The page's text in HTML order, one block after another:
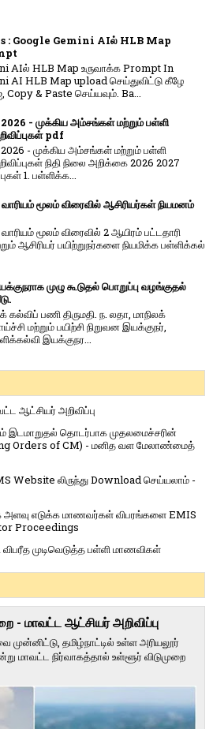
: Google Gemini AIல் HLB Map
AIல் HLB Map உருவாக்க Prompt In
AI HLB Map upload செய்துவிட்டு கீழே
& Paste செய்யவும். Ba...
- முக்கிய அம்சங்கள் மற்றும் பள்ளி
pdf
- முக்கிய அம்சங்கள் மற்றும் பள்ளி
நிதி நிலை அறிக்கை 2026 2027
1. பள்ளிக்க...
வாரியம் மூலம் விரைவில் ஆசிரியர்கள் நியமனம்
வாரி​யம் மூலம் விரை​வில் 2 ஆயிரம் பட்​ட​தாரி
ஆசிரியர் பயிற்றுநர்​களை நியமிக்க பள்​ளிக்​கல்​
முழு கூடுதல் பொறுப்பு வழங்குதல்
கல்விப் பணி திருமதி. ந. லதா, மாநிலக்
மற்றும் பயிற்சி நிறுவன இயக்குநர்,
இயக்குநர...
ஆட்சியர் அறிவிப்பு
இடமாறுதல் தொடர்பாக முதலமைச்சரின்
Orders of CM) - மனித வள மேலாண்மைத்
Website லிருந்து Download செய்யலாம் -
எடுக்க மாணவர்கள் விபரங்களை EMIS
Proceedings
முடிவெடுத்த பள்ளி மாணவிகள்
- மாவட்ட ஆட்சியர் அறிவிப்பு
முன்னிட்டு, தமிழ்நாட்டில் உள்ள அரியலூர்
மாவட்ட நிர்வாகத்தால் உள்ளூர் விடுமுறை